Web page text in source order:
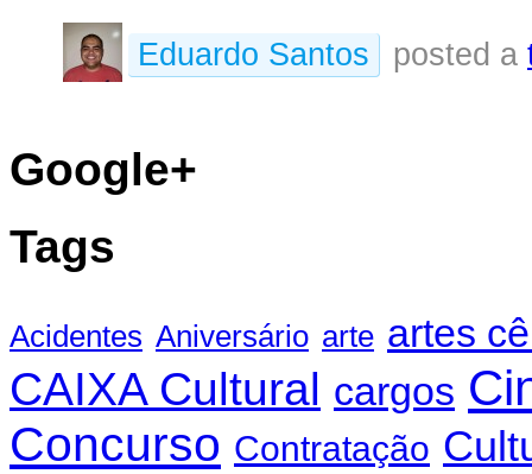
Eduardo Santos posted a
Google+
Tags
Acidentes Aniversário arte artes
CAIXA Cultural cargos
Concurso Contratação